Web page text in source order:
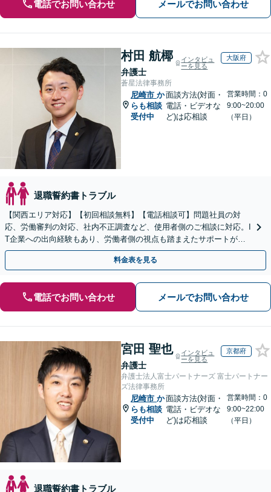
電話でお問い合わせ メールでお問い合わせ
村田 航椰
弁護士
インタビュ
ーを見る
大阪府
蒼星法律事務所
尼崎市 か
らも相談
受付中
面談方法(対面・
電話・ビデオな
ど)は応相談
営業時間：0
9:00~20:00
（平日）
退職誓約書トラブル
【関西エリア対応】【初回相談無料】【電話相談可】問題社員の対
応、労働審判の対応、社内不正調査など、使用者側のご相談に対応。I
T企業への出向経験もあり、労働者側の視点も踏まえたサポートが可
能です。お気軽にご相談ください。【夜間・土日相談可】
料金表を見る
電話でお問い合わせ メールでお問い合わせ
宮田 聖也
弁護士
インタビュ
ーを見る
京都府
弁護士法人富士パートナーズ 富士パートナー
ズ法律事務所
尼崎市 か
らも相談
受付中
面談方法(対面・
電話・ビデオな
ど)は応相談
営業時間：0
9:00~22:00
（平日）
退職誓約書トラブル